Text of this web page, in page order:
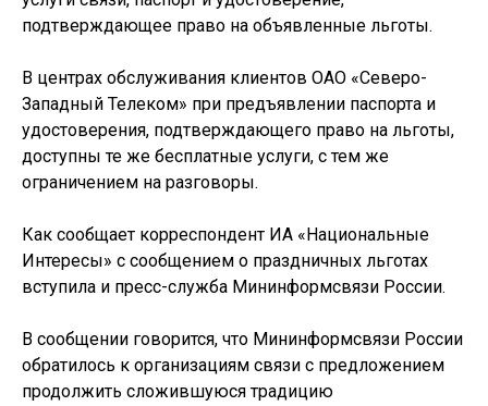
подтверждающее право на объявленные льготы.
В центрах обслуживания клиентов ОАО «Северо-
Западный Телеком» при предъявлении паспорта и
удостоверения, подтверждающего право на льготы,
доступны те же бесплатные услуги, с тем же
ограничением на разговоры.
Как сообщает корреспондент ИА «Национальные
Интересы» с сообщением о праздничных льготах
вступила и пресс-служба Мининформсвязи России.
В сообщении говорится, что Мининформсвязи России
обратилось к организациям связи с предложением
продолжить сложившуюся традицию